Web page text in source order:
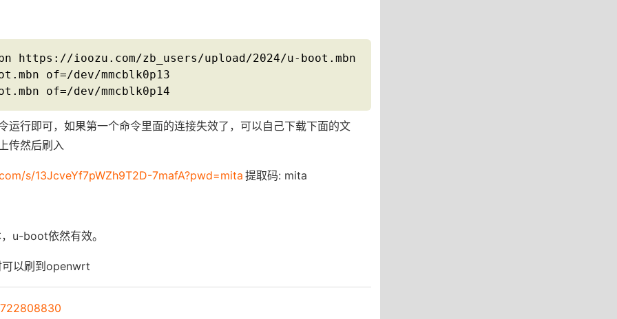
https://ioozu.com/zb_users/upload/2024/u-boot.mbn
of=/dev/mmcblk0p13
of=/dev/mmcblk0p14
运行即可，如果第一个命令里面的连接失效了，可以自己下载下面的文
传然后刷入
s/13JcveYf7pWZh9T2D-7mafA?pwd=mita 提取码: mita
u-boot依然有效。
以刷到openwrt